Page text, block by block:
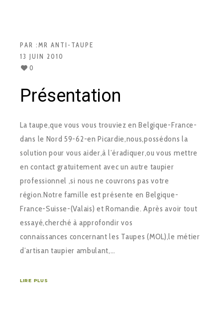
PAR :MR ANTI-TAUPE
13 JUIN 2010
0
Présentation
La taupe,que vous vous trouviez en Belgique-France-
dans le Nord 59-62-en Picardie,nous,possédons la
solution pour vous aider,à l’éradiquer,ou vous mettre
en contact gratuitement avec un autre taupier
professionnel ,si nous ne couvrons pas votre
région.Notre famille est présente en Belgique-
France-Suisse-(Valais) et Romandie. Après avoir tout
essayé,cherché à approfondir vos
connaissances concernant les Taupes (MOL),le métier
d’artisan taupier ambulant,…
LIRE PLUS